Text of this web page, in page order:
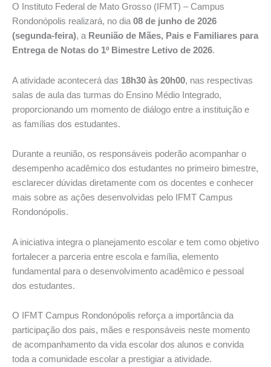
O Instituto Federal de Mato Grosso (IFMT) – Campus
Rondonópolis realizará, no dia08 de junho de 2026
(segunda-feira), a Reunião de Mães, Pais e Familiares para
Entrega de Notas do 1º Bimestre Letivo de 2026.
A atividade acontecerá das 18h30 às 20h00, nas respectivas
salas de aula das turmas do Ensino Médio Integrado,
proporcionando um momento de diálogo entre a instituição e
as famílias dos estudantes.
Durante a reunião, os responsáveis poderão acompanhar o
desempenho acadêmico dos estudantes no primeiro bimestre,
esclarecer dúvidas diretamente com os docentes e conhecer
mais sobre as ações desenvolvidas pelo IFMT Campus
Rondonópolis.
A iniciativa integra o planejamento escolar e tem como objetivo
fortalecer a parceria entre escola e família, elemento
fundamental para o desenvolvimento acadêmico e pessoal
dos estudantes.
O IFMT Campus Rondonópolis reforça a importância da
participação dos pais, mães e responsáveis neste momento
de acompanhamento da vida escolar dos alunos e convida
toda a comunidade escolar a prestigiar a atividade.